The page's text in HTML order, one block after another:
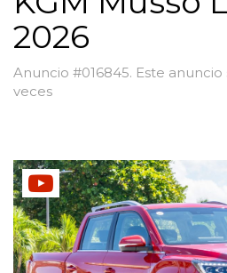
2026
Anuncio #016845. Este anuncio
veces